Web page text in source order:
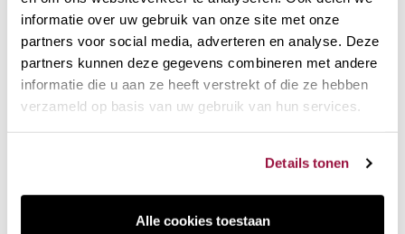
informatie over uw gebruik van onze site met onze
partners voor social media, adverteren en analyse. Deze
partners kunnen deze gegevens combineren met andere
informatie die u aan ze heeft verstrekt of die ze hebben
verzameld op basis van uw gebruik van hun services.
Details tonen
Alle cookies toestaan
Social media :
Informatie
Gebruiksvoorwaarden
Bezorging